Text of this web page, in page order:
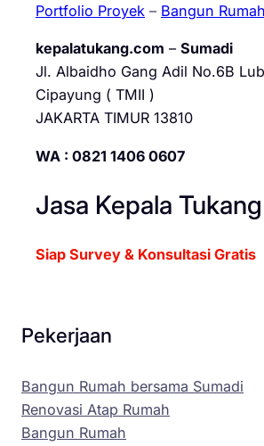
Portfolio Proyek – Bangun
kepalatukang.com – Sumadi
Jl. Albaidho Gang Adil No.6B
Cipayung ( TMII )
JAKARTA TIMUR 13810
WA : 0821 1406 0607
Jasa Kepala Tukang
Siap Survey & Konsultasi Gratis
Pekerjaan
Bangun Rumah bersama Sumadi
Renovasi Atap Rumah
Bangun Rumah